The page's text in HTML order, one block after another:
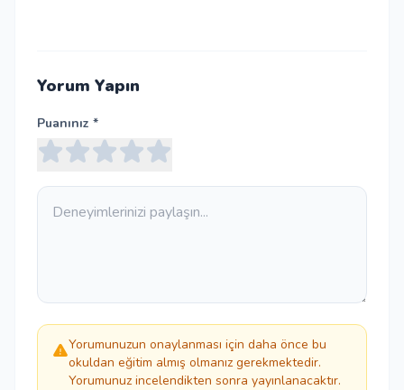
Yorum Yapın
Puanınız *
Yorumunuzun onaylanması için daha önce bu
okuldan eğitim almış olmanız gerekmektedir.
Yorumunuz incelendikten sonra yayınlanacaktır.